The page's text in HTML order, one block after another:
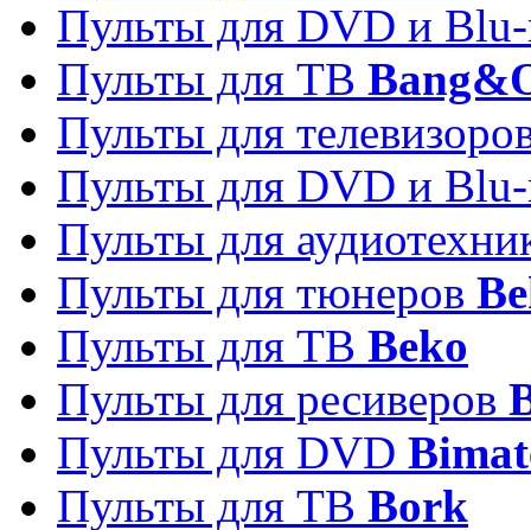
Пульты для DVD и
Пульты для ТВ
Пульты для
Пульты для DVD и
Пульты для
Пульты для тюнеров
Пульты для ТВ Beko
Пульты для ресиверов
Пульты для DVD
Пульты для ТВ Bork